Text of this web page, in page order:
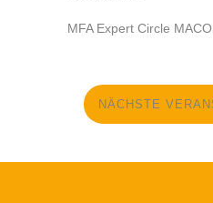
MFA Expert Circle MACO
NÄCHSTE